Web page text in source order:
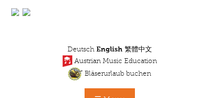
Deutsch English 繁體中文
Austrian Music Education
Bläserurlaub buchen